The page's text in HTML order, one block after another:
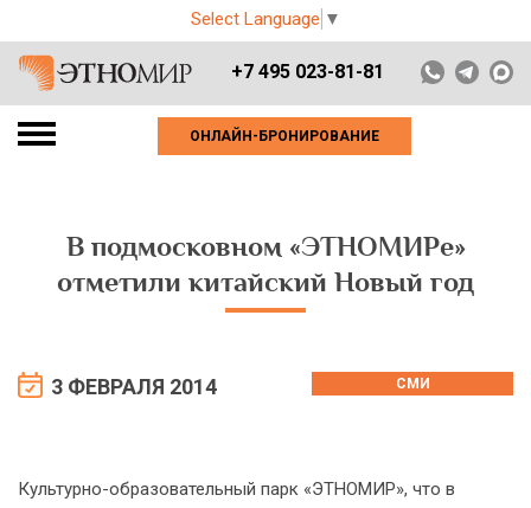
Select Language ▼
+7 495 023-81-81
ОНЛАЙН-БРОНИРОВАНИЕ
В подмосковном «ЭТНОМИРе»
отметили китайский Новый год
3 ФЕВРАЛЯ 2014 СМИ
Культурно-образовательный парк «ЭТНОМИР», что в